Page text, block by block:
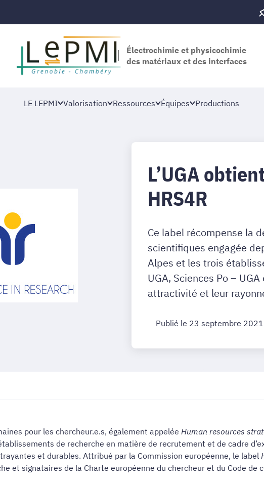
Électrochimie et physicochimie
des matériaux et des interfaces
LE LEPMI Valorisation Ressources Équipes Productions
L’UGA
HRS4R
Ce label récompense la
scientifiques engagée
Alpes et les trois
UGA, Sciences Po –
attractivité et leur
Publié le 23 septembre 2021
pour les chercheur.e.s, également appelée Human resources
de recherche en matière de recrutement et de cadre
et durables. Attribué par la Commission européenne, le label
et signataires de la Charte européenne du chercheur et du Code de